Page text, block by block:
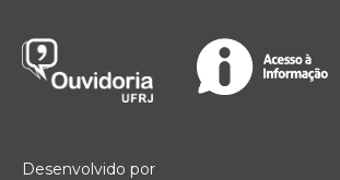
Desenvolvido por